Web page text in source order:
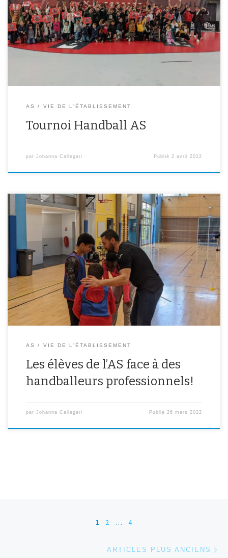
HENNEUSE et après avoir écouté les conseils précieux de deux
handballeurs professionnels la semaine dernière, nos élèves
volontaires de l’AS de 6ème et 5ème ont participé à un tournoi
inter-collèges ce vendredi 1er avril au gymnase Delaune. Ils ont
ainsi rencontré des […]
AS VIE DE L'ÉTABLISSEMENT
Tournoi Handball AS
par Johanna Callegari Publié 2 avril 2022
Mercredi dernier, les licenciés de l’AS participant au projet
handball ont eu la chance de se confronter à deux handballeurs
professionnels de l’US Ivry, Robin DOURTE et Waël CHATTI. Ces
joueurs professionnels ont pu partager avec nos élèves leur
expérience de sportifs de haut niveau, mais également leur
donner des […]
AS VIE DE L'ÉTABLISSEMENT
Les élèves de l’AS face à des
handballeurs professionnels!
par Johanna Callegari Publié26 mars 2022
Navigation dans les articles
1 2 … 4
ARTICLES PLUS ANCIENS